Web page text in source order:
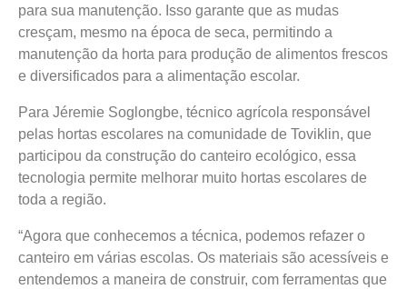
para sua manutenção. Isso garante que as mudas
cresçam, mesmo na época de seca, permitindo a
manutenção da horta para produção de alimentos frescos
e diversificados para a alimentação escolar.
Para Jéremie Soglongbe, técnico agrícola responsável
pelas hortas escolares na comunidade de Toviklin, que
participou da construção do canteiro ecológico, essa
tecnologia permite melhorar muito hortas escolares de
toda a região.
“Agora que conhecemos a técnica, podemos refazer o
canteiro em várias escolas. Os materiais são acessíveis e
entendemos a maneira de construir, com ferramentas que